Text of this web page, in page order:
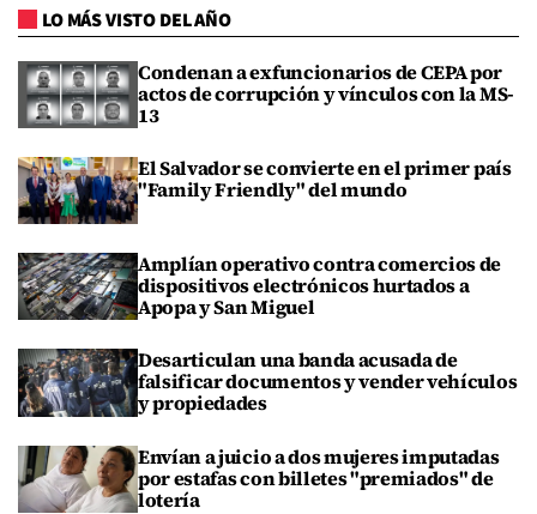
LO MÁS VISTO DEL AÑO
Condenan a exfuncionarios de CEPA por
actos de corrupción y vínculos con la MS-
13
El Salvador se convierte en el primer país
"Family Friendly" del mundo
Amplían operativo contra comercios de
dispositivos electrónicos hurtados a
Apopa y San Miguel
Desarticulan una banda acusada de
falsificar documentos y vender vehículos
y propiedades
Envían a juicio a dos mujeres imputadas
por estafas con billetes "premiados" de
lotería